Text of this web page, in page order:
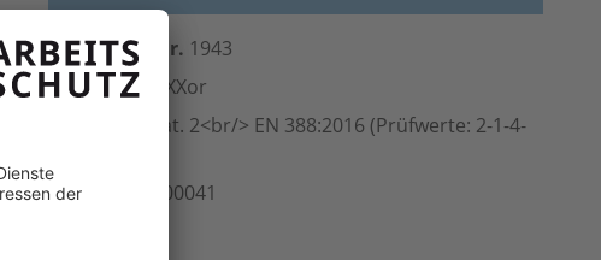
Herst.-Art.-Nr. 1943
Hersteller
teXXor
PSA-Kat. 2<br/> EN 388:2016 (Prüfwerte: 2-1-4-
Art.-Nr.
108.00041